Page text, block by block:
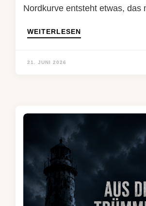
Nordkurve entsteht etwas, das
WEITERLESEN
21. JUNI 2026